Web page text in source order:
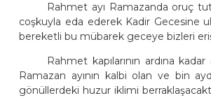
Rahmet ayı Ramazanda oruç
coşkuyla eda ederek Kadir Gecesine
bereketli bu mübarek geceye bizleri
Rahmet kapılarının ardına
Ramazan ayının kalbi olan ve bin
gönüllerdeki huzur iklimi